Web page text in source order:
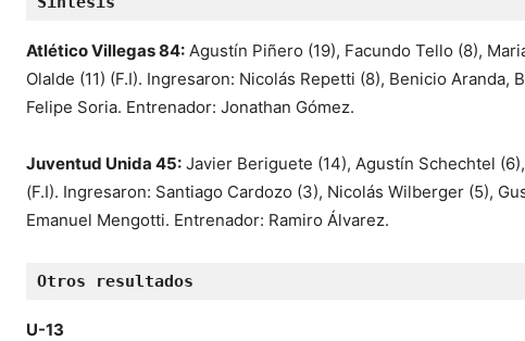
Atlético Villegas 84: Agustín Piñero (19), Facundo Tello (8),
Olalde (11) (F.I). Ingresaron: Nicolás Repetti (8), Benicio Aranda,
Felipe Soria. Entrenador: Jonathan Gómez.
Juventud Unida 45: Javier Beriguete (14), Agustín Schechtel
(F.I). Ingresaron: Santiago Cardozo (3), Nicolás Wilberger (5),
Emanuel Mengotti. Entrenador: Ramiro Álvarez.
Otros resultados
U-13